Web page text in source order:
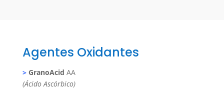
Agentes Oxidantes
>GranoAcid AA
(Ácido Ascórbico)